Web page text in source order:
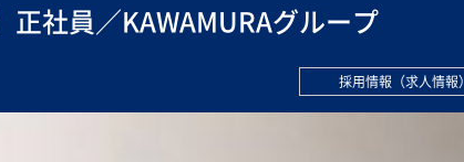
正社員／KAWAMURAグループ
採用情報（求人情報）